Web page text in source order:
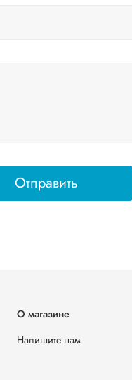
Отправить
О магазине
Напишите нам